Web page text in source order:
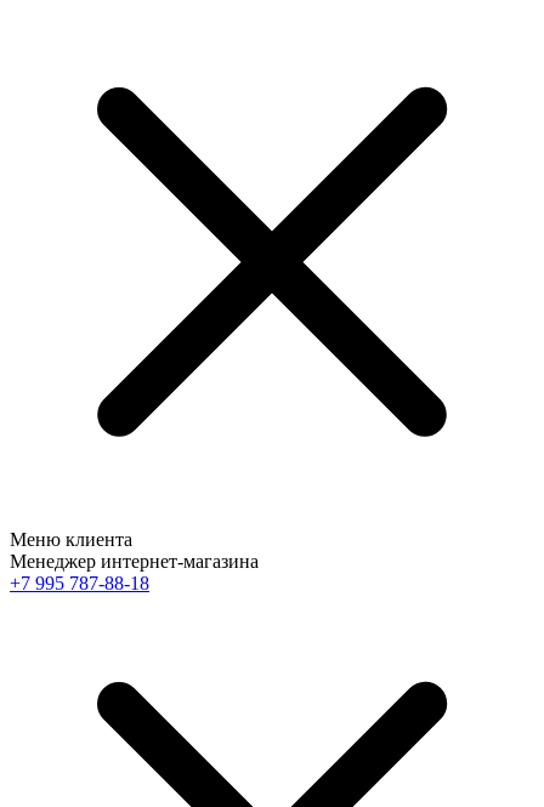
Меню клиента
Менеджер интернет-магазина
+7 995 787-88-18